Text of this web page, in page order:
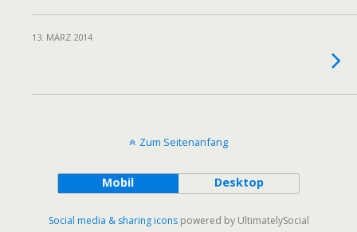
13. MÄRZ 2014
Zum Seitenanfang
Mobil Desktop
Social media & sharing icons powered by UltimatelySocial